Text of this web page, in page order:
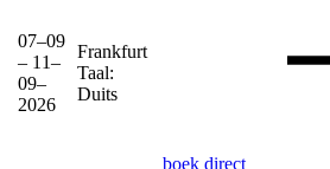
07–09
– 11–
09–
2026
Frankfurt
Taal:
Duits
boek direct